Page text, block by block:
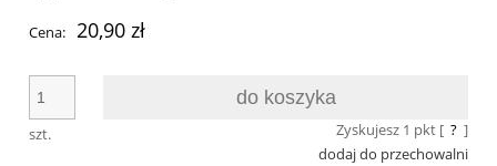
Cena: 20,90 zł
szt.
do koszyka
Zyskujesz 1 pkt [ ? ]
dodaj do przechowalni